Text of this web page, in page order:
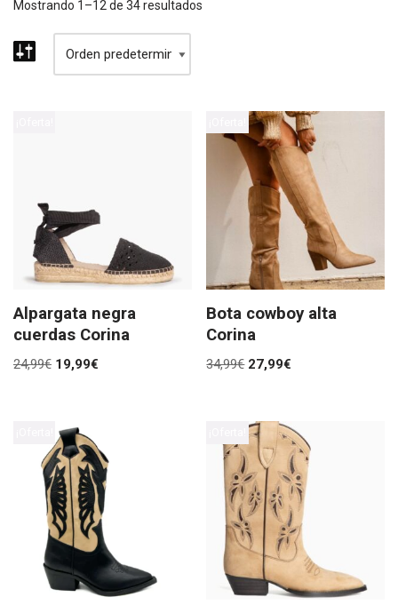
Mostrando 1–12 de 34 resultados
Alpargata negra
cuerdas Corina
24,99€ 19,99€
Bota cowboy alta
Corina
34,99€ 27,99€